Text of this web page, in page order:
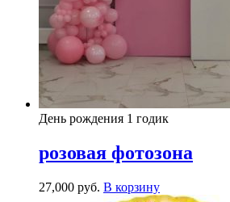
День рождения 1 годик
розовая фотозона
27,000 руб. В корзину